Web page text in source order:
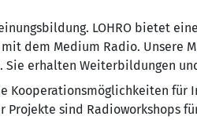
LOHRO bietet
dem Medium Radio. Unsere
erhalten Weiterbildungen
Kooperationsmöglichkeiten für
sind Radioworkshops